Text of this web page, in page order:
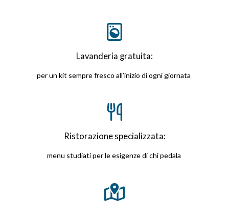
Lavanderia gratuita:
per un kit sempre fresco all’inizio di ogni giornata
Ristorazione specializzata:
menu studiati per le esigenze di chi pedala